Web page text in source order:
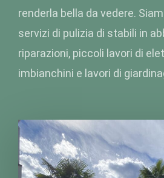
renderla bella da vedere.
servizi di pulizia di stabili in
riparazioni, piccoli lavori di
imbianchini e lavori di